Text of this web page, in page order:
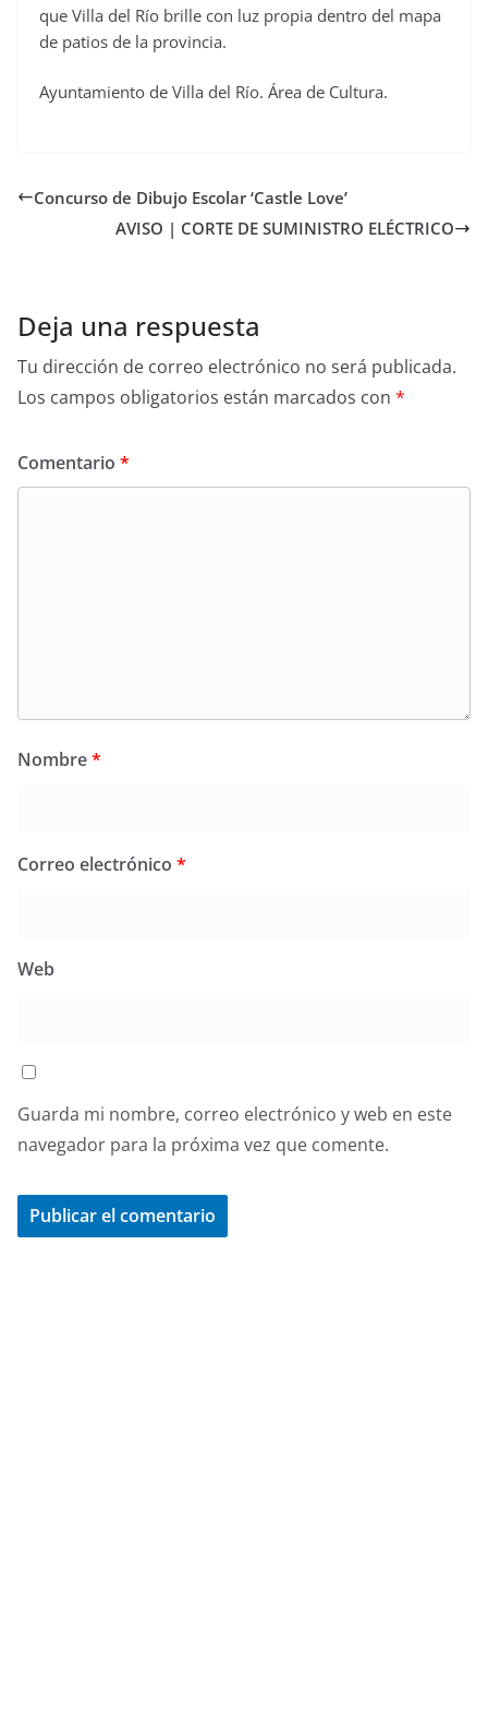
que Villa del Río brille con luz propia dentro del mapa
de patios de la provincia.
Ayuntamiento de Villa del Río. Área de Cultura.
Concurso de Dibujo Escolar ‘Castle Love’
AVISO | CORTE DE SUMINISTRO ELÉCTRICO
Deja una respuesta
Tu dirección de correo electrónico no será publicada.
Los campos obligatorios están marcados con *
Comentario *
Nombre*
Correo electrónico *
Web
Guarda mi nombre, correo electrónico y web en este
navegador para la próxima vez que comente.